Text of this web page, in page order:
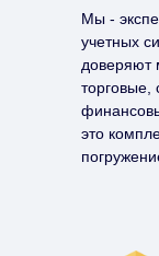
Мы -
учетных
доверяют
торговые,
это